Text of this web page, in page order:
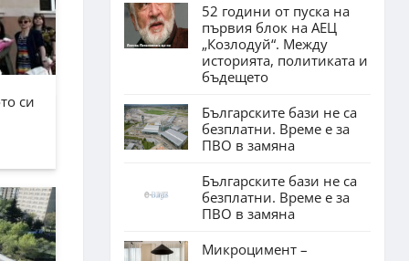
си
52 години от пуска на
първия блок на АЕЦ
„Козлодуй“. Между
историята, политиката и
бъдещето
Българските бази не са
безплатни. Време е за
ПВО в замяна
Българските бази не са
безплатни. Време е за
ПВО в замяна
Микроцимент –